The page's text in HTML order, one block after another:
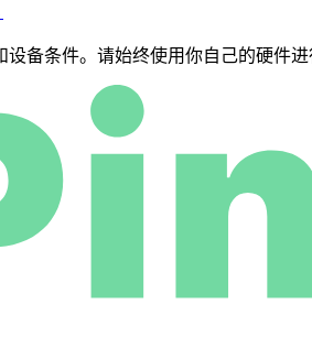
备条件。请始终使用你自己的硬件进